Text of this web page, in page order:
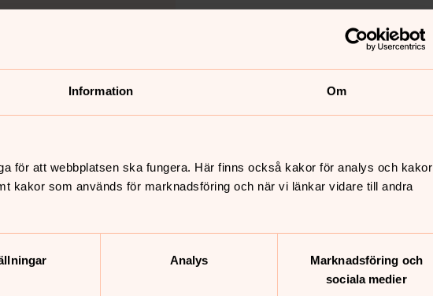
Information Om
för att webbplatsen ska fungera. Här finns också kakor för analys och kakor
kakor som används för marknadsföring och när vi länkar vidare till andra
Analys
Marknadsföring och
sociala medier